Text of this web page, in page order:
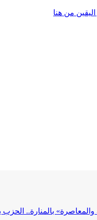
من هنا
والمعاصرة» بالمنارة..